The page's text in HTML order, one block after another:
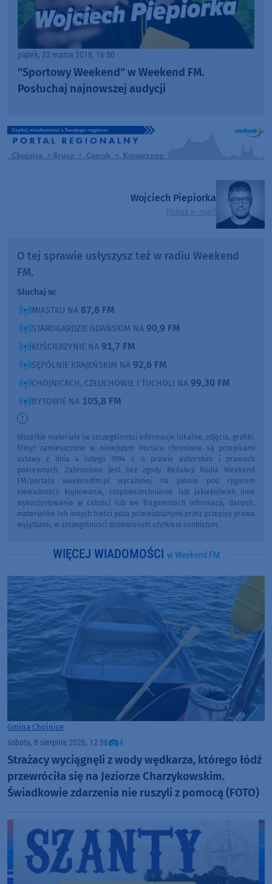
piątek, 23 marca 2018, 16:50
"Sportowy Weekend" w Weekend FM.
Posłuchaj najnowszej audycji
Wojciech Piepiorka
Pokaż e-mail
O tej sprawie usłyszysz też w radiu Weekend
FM.
Słuchaj w:
MIASTKU NA 87,8 FM
STAROGARDZIE GDAŃSKIM NA 90,9 FM
KOŚCIERZYNIE NA 91,7 FM
SĘPÓLNIE KRAJEŃSKIM NA 92,6 FM
CHOJNICACH, CZŁUCHOWIE I TUCHOLI NA 99,30 FM
BYTOWIE NA 105,8 FM
Wszelkie materiały (w szczególności informacje lokalne, zdjęcia, grafiki,
filmy) zamieszczone w niniejszym Portalu chronione są przepisami
ustawy z dnia 4 lutego 1994 r. o prawie autorskim i prawach
pokrewnych. Zabronione jest bez zgody Redakcji Radia Weekend
FM/portalu weekendfm.pl wyrażonej na piśmie pod rygorem
nieważności: kopiowanie, rozpowszechnianie lub jakiekolwiek inne
wykorzystywanie w całości lub we fragmentach informacji, danych,
materiałów lub innych treści poza przewidzianymi przez przepisy prawa
wyjątkami, w szczególności dozwolonym użytkiem osobistym.
WIĘCEJ WIADOMOŚCI w Weekend FM
Gmina Chojnice
sobota, 8 sierpnia 2026, 12:38 4
Strażacy wyciągnęli z wody wędkarza, którego łódź
przewróciła się na Jeziorze Charzykowskim.
Świadkowie zdarzenia nie ruszyli z pomocą (FOTO)